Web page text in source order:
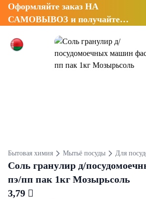
Оформляйте заказ НА
САМОВЫВОЗ и получайте
Бытовая химия Мытьё посуды Для
Соль гранулир д/
пэ/пп пак 1кг Мозырьсоль
3,79 